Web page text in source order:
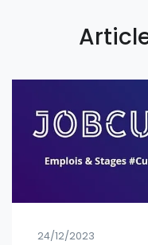
24/12/2023